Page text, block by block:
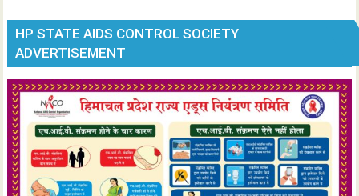
HP STATE AIDS CONTROL SOCIETY
ADVERTISEMENT